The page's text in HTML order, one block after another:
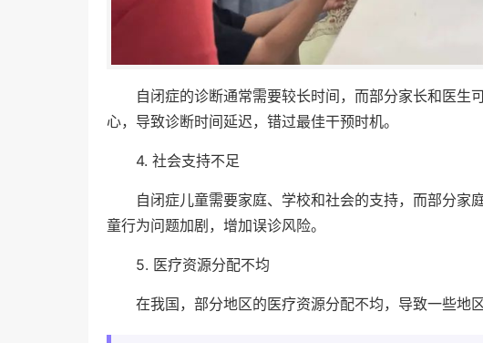
自闭症的诊断通常需要较长时间，而部分家长和医
心，导致诊断时间延迟，错过最佳干预时机。
4. 社会支持不足
自闭症儿童需要家庭、学校和社会的支持，而部分
童行为问题加剧，增加误诊风险。
5. 医疗资源分配不均
在我国，部分地区的医疗资源分配不均，导致一些地